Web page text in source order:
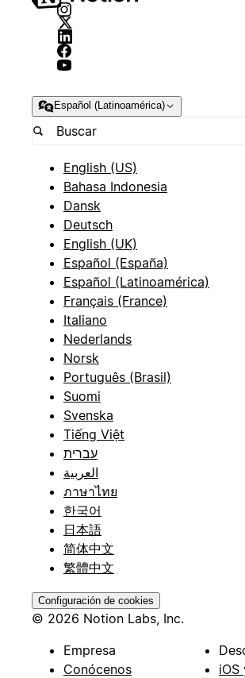
Español (Latinoamérica)
English (US)
Bahasa Indonesia
Dansk
Deutsch
English (UK)
Español (España)
Español (Latinoamérica)
Français (France)
Italiano
Nederlands
Norsk
Português (Brasil)
Suomi
Svenska
Tiếng Việt
עברית
العربية
ภาษาไทย
한국어
日本語
简体中文
繁體中文
Configuración de cookies
© 2026 Notion Labs, Inc.
Empresa
Conócenos
iOS